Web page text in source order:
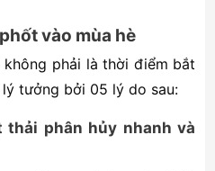
vào mùa hè
phải là thời điểm bắt
tưởng bởi 05 lý do sau:
thải phân hủy nhanh và